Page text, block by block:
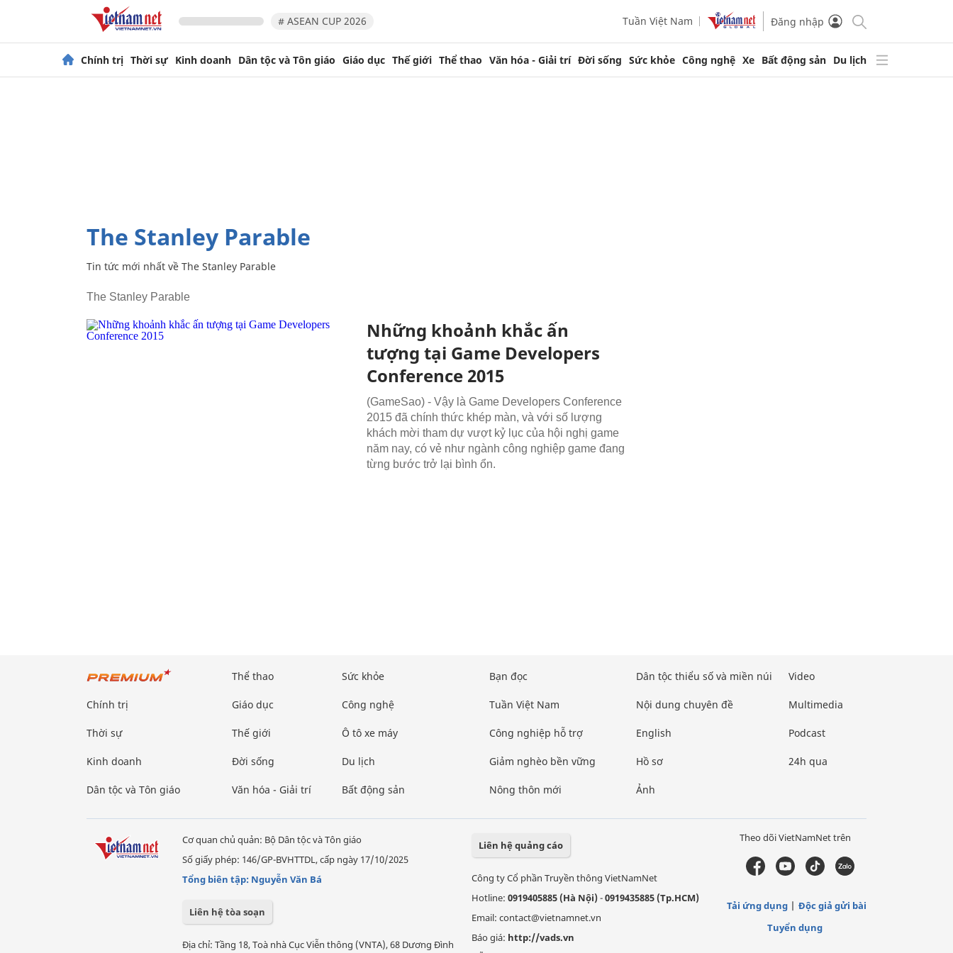
# ASEAN CUP 2026 Tuần Việt Nam Đăng nhập
Chính trị Thời sự Kinh doanh Dân tộc và Tôn giáo Giáo dục Thế giới Thể thao Văn hóa - Giải trí Đời sống Sức khỏe Công nghệ Xe Bất động sản Du lịch
The Stanley Parable
Tin tức mới nhất về The Stanley Parable
The Stanley Parable
Những khoảnh khắc ấn
tượng tại Game Developers
Conference 2015
(GameSao) - Vậy là Game Developers Conference
2015 đã chính thức khép màn, và với số lượng
khách mời tham dự vượt kỷ lục của hội nghị game
năm nay, có vẻ như ngành công nghiệp game đang
từng bước trở lại bình ổn.
Chính trị
Thời sự
Kinh doanh
Dân tộc và Tôn giáo
Thể thao
Giáo dục
Thế giới
Đời sống
Văn hóa - Giải trí
Sức khỏe
Công nghệ
Ô tô xe máy
Du lịch
Bất động sản
Bạn đọc
Tuần Việt Nam
Công nghiệp hỗ trợ
Giảm nghèo bền vững
Nông thôn mới
Dân tộc thiểu số và miền núi
Nội dung chuyên đề
English
Hồ sơ
Ảnh
Video
Multimedia
Podcast
24h qua
Cơ quan chủ quản: Bộ Dân tộc và Tôn giáo
Số giấy phép: 146/GP-BVHTTDL, cấp ngày 17/10/2025
Tổng biên tập: Nguyễn Văn Bá
Liên hệ tòa soạn
Địa chỉ: Tầng 18, Toà nhà Cục Viễn thông (VNTA), 68 Dương Đình
Liên hệ quảng cáo
Công ty Cổ phần Truyền thông VietNamNet
Hotline: 0919405885 (Hà Nội)-0919435885 (Tp.HCM)
Email: contact@vietnamnet.vn
Báo giá: http://vads.vn
Theo dõi VietNamNet trên
Tải ứng dụng
Độc giả gửi bài
Tuyển dụng